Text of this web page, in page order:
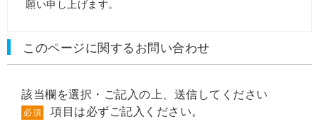
願い申し上げます。
このページに関するお問い合わせ
該当欄を選択・ご記入の上、送信してください
必須 項目は必ずご記入ください。